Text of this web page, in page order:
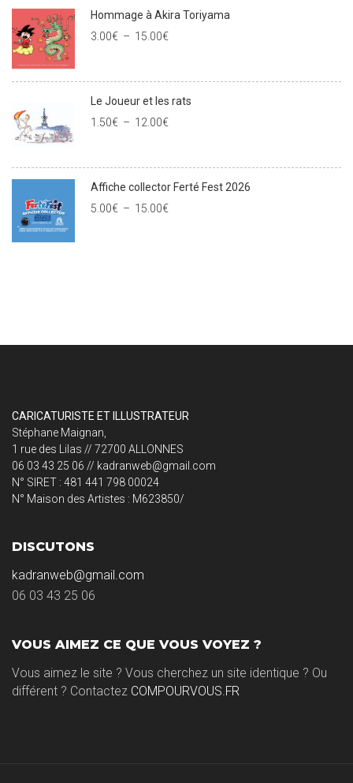
Hommage à Akira Toriyama
3.00€ – 15.00€
Le Joueur et les rats
1.50€ – 12.00€
Affiche collector Ferté Fest 2026
5.00€ – 15.00€
CARICATURISTE ET ILLUSTRATEUR
Stéphane Maignan,
1 rue des Lilas // 72700 ALLONNES
06 03 43 25 06 // kadranweb@gmail.com
N° SIRET : 481 441 798 00024
N° Maison des Artistes : M623850/
DISCUTONS
kadranweb@gmail.com
06 03 43 25 06
VOUS AIMEZ CE QUE VOUS VOYEZ ?
Vous aimez le site ? Vous cherchez un site identique ? Ou
différent ? Contactez COMPOURVOUS.FR